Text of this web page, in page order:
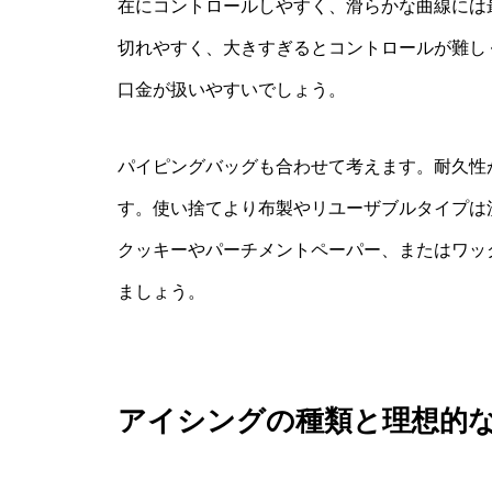
在にコントロールしやすく、滑らかな曲線に
切れやすく、大きすぎるとコントロールが難
口金が扱いやすいでしょう。
パイピングバッグも合わせて考えます。耐久
す。使い捨てより布製やリユーザブルタイプ
クッキーやパーチメントペーパー、またはワ
ましょう。
アイシングの種類と理想的